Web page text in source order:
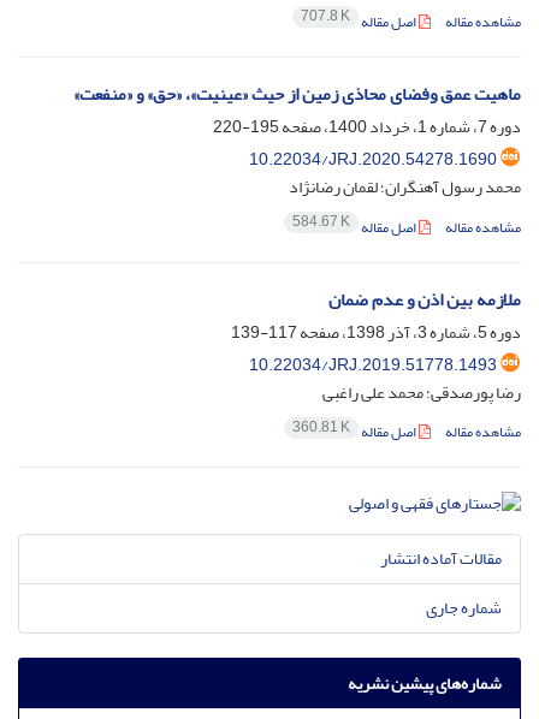
مشاهده مقاله اصل مقاله 707.8 K
ماهیت عمق وفضای محاذی زمین از حیث «عینیت»، «حق» و «منفعت»
دوره 7، شماره 1، خرداد 1400، صفحه
195-220
10.22034/JRJ.2020.54278.1690
محمد رسول آهنگران؛ لقمان رضانژاد
مشاهده مقاله اصل مقاله 584.67 K
ملازمه بین اذن و عدم ضمان
دوره 5، شماره 3، آذر 1398، صفحه
117-139
10.22034/JRJ.2019.51778.1493
رضا پورصدقی؛ محمد علی راغبی
مشاهده مقاله اصل مقاله 360.81 K
مقالات آماده انتشار
شماره جاری
شماره‌های پیشین نشریه